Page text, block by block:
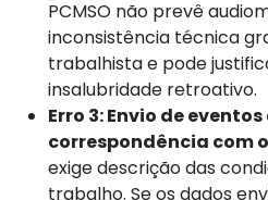
PCMSO não prevê
inconsistência técnica
trabalhista e pode
insalubridade retroativo.
Erro 3: Envio de
correspondência com o
exige descrição das
trabalho. Se os dados